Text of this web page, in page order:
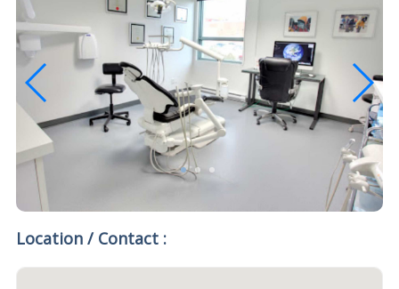
Location / Contact :